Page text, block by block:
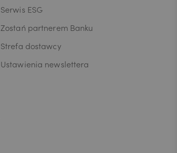
Serwis ESG
Zostań partnerem Banku
Strefa dostawcy
Ustawienia newslettera